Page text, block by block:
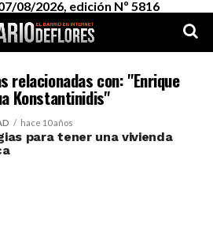
08/2026, edición Nº 5816
relacionadas con: "Enrique
Konstantinidis"
hace 10 años
para tener una vivienda